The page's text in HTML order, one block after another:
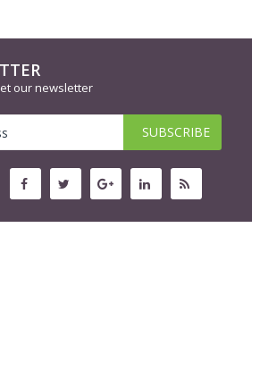
our newsletter